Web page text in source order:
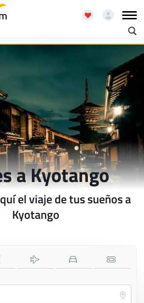
a Kyotango
el viaje de tus sueños a
Kyotango